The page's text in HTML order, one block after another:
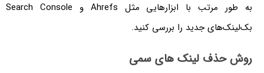
به طور مرتب با ابزارهایی مثل Ahrefs و Search Console
بک‌لینک‌های جدید را بررسی کنید.
روش حذف لینک های سمی